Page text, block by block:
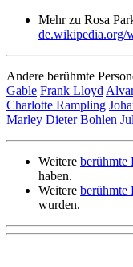
Mehr zu Rosa
de.wikipedia.org/
Andere berühmte
Gable Frank Lloyd
Charlotte Rampling
Marley Dieter Bohlen
Weitere berühmte
haben.
Weitere berühmte
wurden.